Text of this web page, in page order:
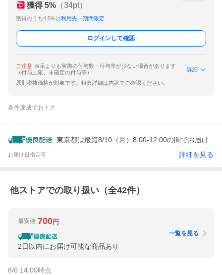
獲得 5% （34pt）
獲得のうち4.5%は利用先・期間限定
ログインして確認
ご注意 表示よりも実際の付与数・付与率が少ない場合があります
（付与上限、未確定の付与等）
詳細
原則税抜価格が対象です。特典詳細は内訳でご確認ください。
条件達成でおトク
東京都は最短8/10（月）8:00-12:00の間でお届け
お届け日指定可 詳細を見る
他ストアでの取り扱い（全42件）
最安値 700円
2日以内にお届け可能な商品あり
一覧を見る
8/6 14:00時点